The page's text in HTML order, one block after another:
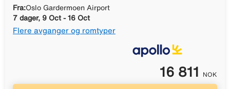
Fra:Oslo Gardermoen Airport
7 dager, 9 Oct - 16 Oct
Flere avganger og romtyper
16 811 NOK